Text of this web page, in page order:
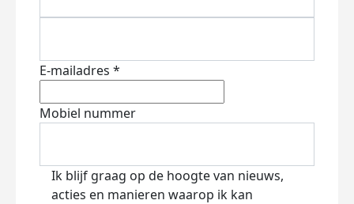
E-mailadres *
Mobiel nummer
Ik blijf graag op de hoogte van nieuws,
acties en manieren waarop ik kan